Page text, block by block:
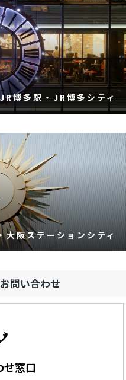
JR博多駅・JR博多シティ
大阪ステーションシティ
問い合わせ
せ窓口